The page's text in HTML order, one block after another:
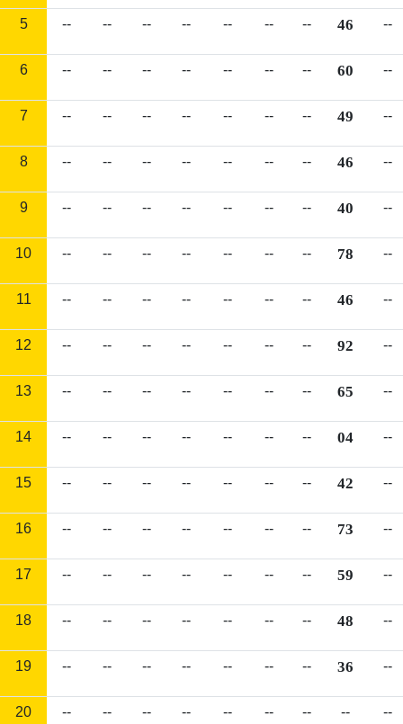
5 -- -- -- -- -- -- -- 46 --
6 -- -- -- -- -- -- -- 60 --
7 -- -- -- -- -- -- -- 49 --
8 -- -- -- -- -- -- -- 46 --
9 -- -- -- -- -- -- -- 40 --
10 -- -- -- -- -- -- -- 78 --
11 -- -- -- -- -- -- -- 46 --
12 -- -- -- -- -- -- -- 92 --
13 -- -- -- -- -- -- -- 65 --
14 -- -- -- -- -- -- -- 04 --
15 -- -- -- -- -- -- -- 42 --
16 -- -- -- -- -- -- -- 73 --
17 -- -- -- -- -- -- -- 59 --
18 -- -- -- -- -- -- -- 48 --
19 -- -- -- -- -- -- -- 36 --
20 -- -- -- -- -- -- -- -- --